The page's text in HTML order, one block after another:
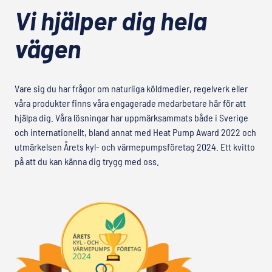
Vi hjälper dig hela
vägen
Vare sig du har frågor om naturliga köldmedier, regelverk eller
våra produkter finns våra engagerade medarbetare här för att
hjälpa dig. Våra lösningar har uppmärksammats både i Sverige
och internationellt, bland annat med Heat Pump Award 2022 och
utmärkelsen Årets kyl- och värmepumpsföretag 2024. Ett kvitto
på att du kan känna dig trygg med oss.